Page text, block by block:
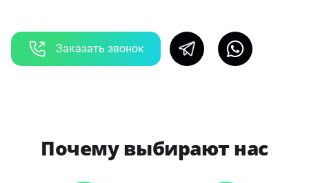
Заказать звонок
Почему выбирают нас